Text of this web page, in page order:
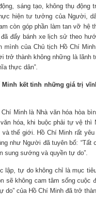
sáng tạo, không thụ
hiện tư tưởng của Người,
còn góp phần làm tan vỡ
đẩy bánh xe lịch sử theo
mình của Chủ tịch Hồ Chí
trở thành không những là lãnh
thực dân”.
kết tinh những giá trị
Minh là Nhà văn hóa hòa
hóa, khi buộc phải tự vệ thì
thế giới. Hồ Chí Minh rất
như Người đã tuyên bố: “Tất
sung sướng và quyền tự do”.
lập, tự do không chỉ là mục
sẽ không cam tâm sống
do” của Hồ Chí Minh đã trở